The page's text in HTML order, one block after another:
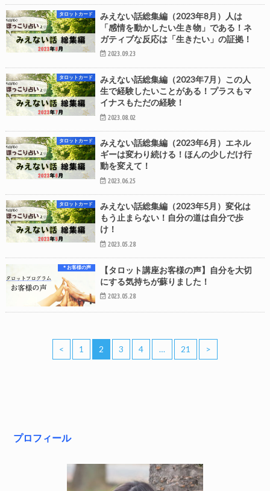
タロットカード
みえない話総集編（2023年8月）人は
「感情を動かしたい生き物」である！ネ
ガティブな反応は「生きたい」の証拠！
2023.09.23
タロットカード
みえない話総集編（2023年7月）この人
生で経験したいことがある！プラスもマ
イナスもただの経験！
2023.08.02
タロットカード
みえない話総集編（2023年6月）エネル
ギーは変わり続ける！ほんの少しだけ行
動を変えて！
2023.06.25
タロットカード
みえない話総集編（2023年5月）変化は
もう止まらない！自分の道は自分で歩
け！
2023.05.28
＊お客様の声
【タロット講座お客様の声】自分を大切
にする気持ちが蘇りました！
2023.05.28
< 1 2 3 4 … 21 >
プロフィール